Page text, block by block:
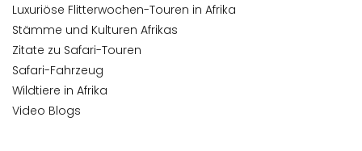
Luxuriöse Flitterwochen-Touren in Afrika
Stämme und Kulturen Afrikas
Zitate zu Safari-Touren
Safari-Fahrzeug
Wildtiere in Afrika
Video Blogs